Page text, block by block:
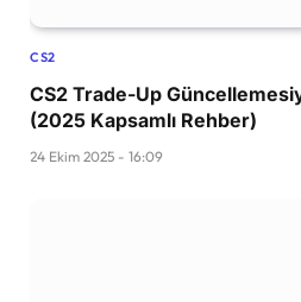
CS2
CS2 Trade-Up
(2025 Kapsamlı Rehber)
24 Ekim 2025 - 16:09